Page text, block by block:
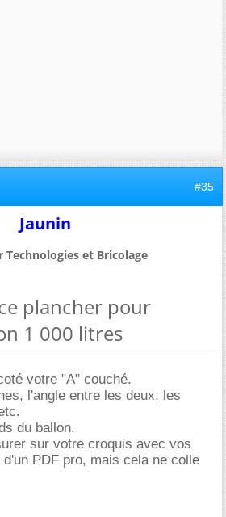
#35
Jaunin
Technologies et Bricolage
plancher pour
1 000 litres
votre "A" couché.
l'angle entre les deux, les
du ballon.
sur votre croquis avec vos
PDF pro, mais cela ne colle